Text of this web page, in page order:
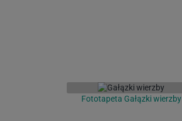
Fototapeta Gałązki wierzby